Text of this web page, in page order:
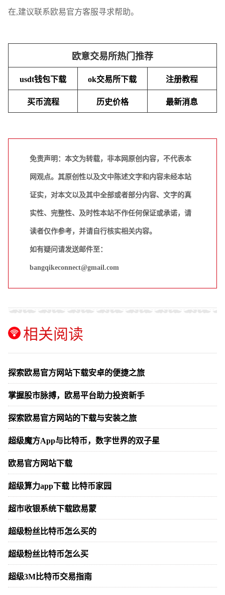
在,建议联系欧易官方客服寻求帮助。
欧意交易所热门推荐
usdt钱包下载 ok交易所下载 注册教程
买币流程 历史价格 最新消息
免责声明：本文为转载，非本网原创内容，不代表本
网观点。其原创性以及文中陈述文字和内容未经本站
证实，对本文以及其中全部或者部分内容、文字的真
实性、完整性、及时性本站不作任何保证或承诺，请
读者仅作参考，并请自行核实相关内容。
如有疑问请发送邮件至：
bangqikeconnect@gmail.com
相关阅读
探索欧易官方网站下载安卓的便捷之旅
掌握股市脉搏，欧易平台助力投资新手
探索欧易官方网站的下载与安装之旅
超级魔方App与比特币，数字世界的双子星
欧易官方网站下载
超级算力app下载 比特币家园
超市收银系统下载欧易蒙
超级粉丝比特币怎么买的
超级粉丝比特币怎么买
超级3M比特币交易指南